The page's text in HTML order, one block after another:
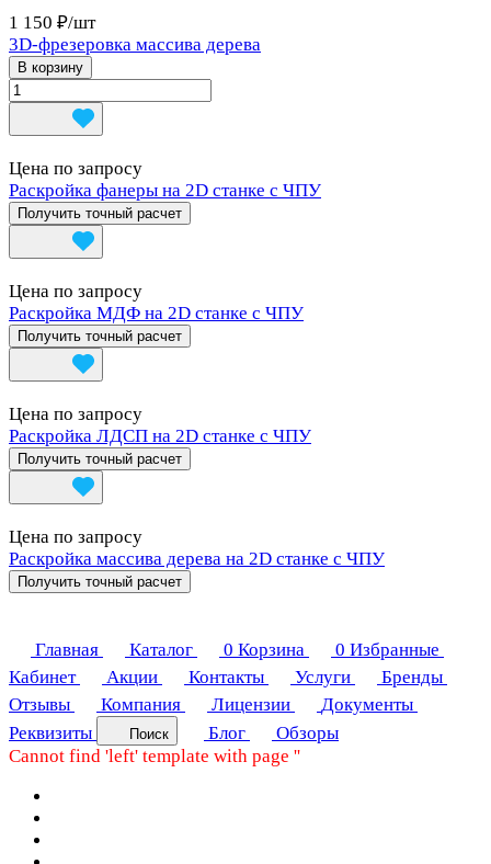
1 150 ₽/шт
3D-фрезеровка массива дерева
В корзину
Цена по запросу
Раскройка фанеры на 2D станке с ЧПУ
Получить точный расчет
Цена по запросу
Раскройка МДФ на 2D станке с ЧПУ
Получить точный расчет
Цена по запросу
Раскройка ЛДСП на 2D станке с ЧПУ
Получить точный расчет
Цена по запросу
Раскройка массива дерева на 2D станке с ЧПУ
Получить точный расчет
Главная Каталог 0 Корзина 0 Избранные
Кабинет
Акции Контакты Услуги
Бренды
Отзывы
Компания Лицензии
Документы
Реквизиты
Поиск Блог
Обзоры
Cannot find 'left' template with page ''